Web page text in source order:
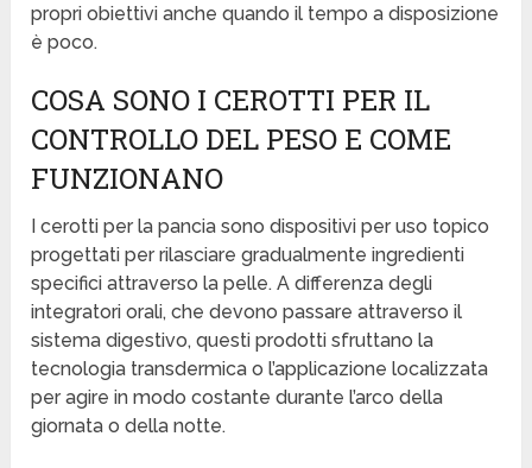
propri obiettivi anche quando il tempo a disposizione
è poco.
COSA SONO I CEROTTI PER IL
CONTROLLO DEL PESO E COME
FUNZIONANO
I cerotti per la pancia sono dispositivi per uso topico
progettati per rilasciare gradualmente ingredienti
specifici attraverso la pelle. A differenza degli
integratori orali, che devono passare attraverso il
sistema digestivo, questi prodotti sfruttano la
tecnologia transdermica o l’applicazione localizzata
per agire in modo costante durante l’arco della
giornata o della notte.